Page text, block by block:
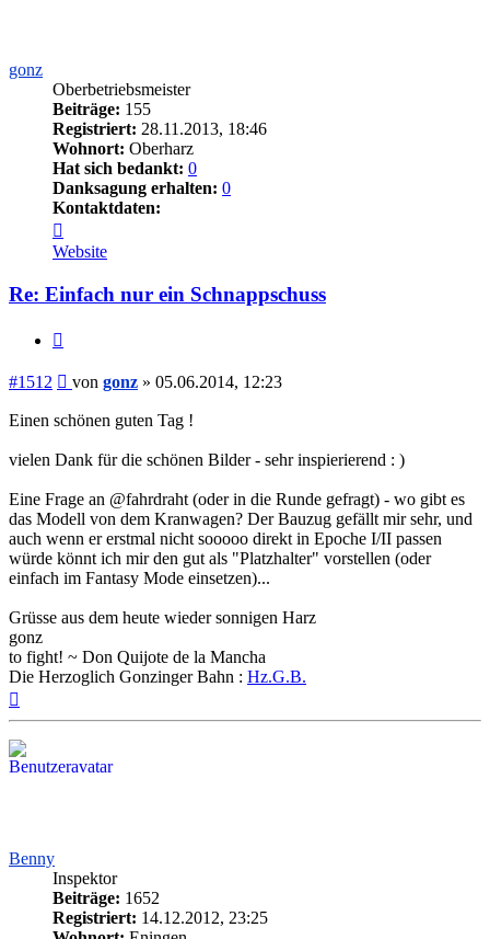
gonz
Oberbetriebsmeister
Beiträge: 155
Registriert: 28.11.2013, 18:46
Wohnort: Oberharz
Hat sich bedankt: 0
Danksagung erhalten: 0
Kontaktdaten:
von
gonz
Website
Re: Einfach nur ein Schnappschuss
#1512 Beitrag
von gonz » 05.06.2014, 12:23
Einen schönen guten Tag !
vielen Dank für die schönen Bilder - sehr inspierierend : )
Eine Frage an @fahrdraht (oder in die Runde gefragt) - wo gibt es
das Modell von dem Kranwagen? Der Bauzug gefällt mir sehr, und
auch wenn er erstmal nicht sooooo direkt in Epoche I/II passen
würde könnt ich mir den gut als "Platzhalter" vorstellen (oder
einfach im Fantasy Mode einsetzen)...
Grüsse aus dem heute wieder sonnigen Harz
gonz
to fight! ~ Don Quijote de la Mancha
Die Herzoglich Gonzinger Bahn : Hz.G.B.
Benny
Inspektor
Beiträge: 1652
Registriert: 14.12.2012, 23:25